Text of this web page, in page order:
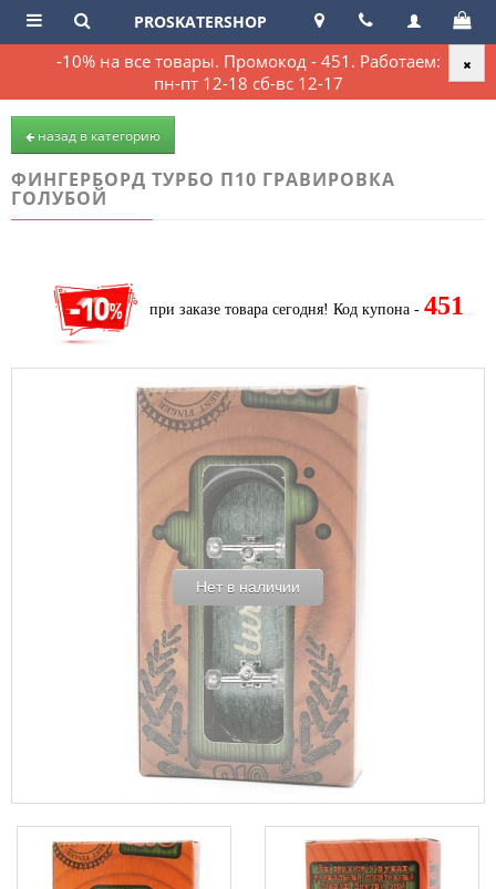
-10% на все товары. Промокод - 451. Работаем:
пн-пт 12-18 сб-вс 12-17
PROSKATERSHOP
назад в категорию
ФИНГЕРБОРД ТУРБО П10 ГРАВИРОВКА
ГОЛУБОЙ
при заказе товара сегодня! Код купона - 451
Нет в наличии